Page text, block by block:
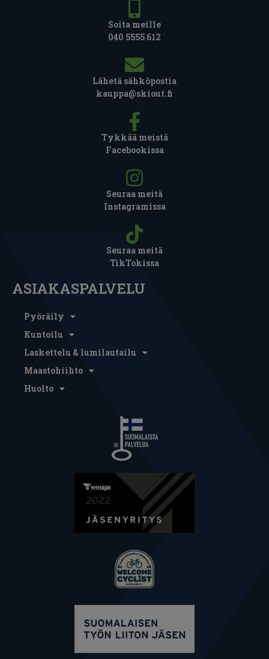
Soita meille
040 5555 612
Lähetä sähköpostia
kauppa@skiout.fi
Tykkää meistä
Facebookissa
Seuraa meitä
Instagramissa
Seuraa meitä
TikTokissa
ASIAKASPALVELU
Pyöräily
Kuntoilu
Laskettelu & lumilautailu
Maastohiihto
Huolto